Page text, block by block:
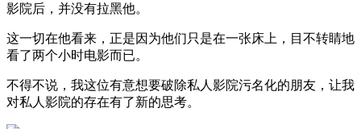
影院后，并没有拉黑他。
这一切在他看来，正是因为他们只是在一张床上，目不转睛地
看了两个小时电影而已。
不得不说，我这位有意想要破除私人影院污名化的朋友，让我
对私人影院的存在有了新的思考。